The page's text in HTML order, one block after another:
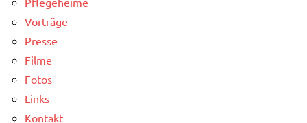
Vorträge
Presse
Filme
Fotos
Links
Kontakt